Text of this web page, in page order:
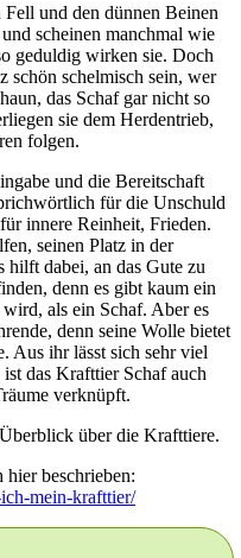
und den dünnen Beinen
scheinen manchmal wie
geduldig wirken sie. Doch
schön schelmisch sein, wer
das Schaf gar nicht so
sie dem Herdentrieb,
folgen.
und die Bereitschaft
für die Unschuld
innere Reinheit, Frieden.
seinen Platz in der
hilft dabei, an das Gute zu
denn es gibt kaum ein
als ein Schaf. Aber es
denn seine Wolle bietet
Aus ihr lässt sich sehr viel
das Krafttier Schaf auch
verknüpft.
über die Krafttiere.
beschrieben:
mein-krafttier/